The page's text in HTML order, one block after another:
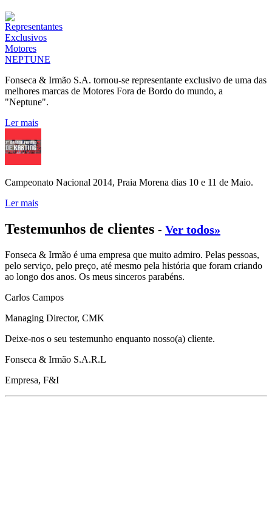
Fonseca & Irmão S.A. tornou-se representante exclusivo de uma das
melhores marcas de Motores Fora de Bordo do mundo, a
"Neptune".
Ler mais
Campeonato Nacional 2014, Praia Morena dias 10 e 11 de Maio.
Ler mais
Testemunhos de clientes - Ver todos»
Fonseca & Irmão é uma empresa que muito admiro. Pelas pessoas,
pelo serviço, pelo preço, até mesmo pela história que foram criando
ao longo dos anos. Os meus sinceros parabéns.
Carlos Campos
Managing Director, CMK
Deixe-nos o seu testemunho enquanto nosso(a) cliente.
Fonseca & Irmão S.A.R.L
Empresa, F&I